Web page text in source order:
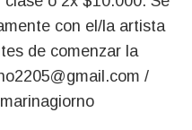
con el/la artista
de comenzar la
/